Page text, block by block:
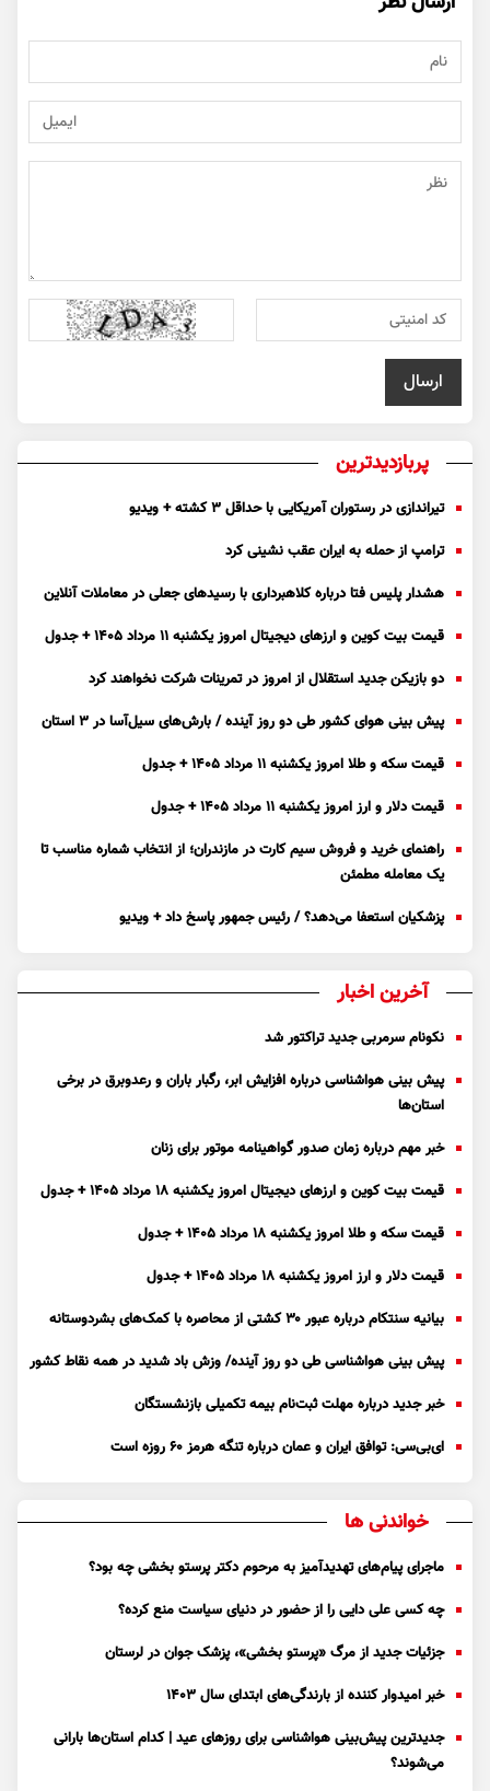
پربازدیدترین
تیراندازی در رستوران آمریکایی با حداقل ۳ کشته + ویدیو
ترامپ از حمله به ایران عقب نشینی کرد
هشدار پلیس فتا درباره کلاهبرداری با رسید‌های جعلی در معاملات آنلاین
قیمت بیت کوین و ارز‌های دیجیتال امروز یکشنبه ۱۱ مرداد ۱۴۰۵ + جدول
دو بازیکن جدید استقلال از امروز در تمرینات شرکت نخواهند کرد
پیش بینی هوای کشور طی دو روز آینده / بارش‌های سیل‌آسا در ۳ استان
قیمت سکه و طلا امروز یکشنبه ۱۱ مرداد ۱۴۰۵ + جدول
قیمت دلار و ارز امروز یکشنبه ۱۱ مرداد ۱۴۰۵ + جدول
راهنمای خرید و فروش سیم کارت در مازندران؛ از انتخاب شماره مناسب تا
یک معامله مطمئن
پزشکیان استعفا می‌دهد؟ / رئیس جمهور پاسخ داد + ویدیو
آخرین اخبار
نکونام سرمربی جدید تراکتور شد
پیش بینی هواشناسی درباره افزایش ابر، رگبار باران و رعدوبرق در برخی
استان‌ها
خبر مهم درباره زمان صدور گواهینامه موتور برای زنان
قیمت بیت کوین و ارز‌های دیجیتال امروز یکشنبه ۱۸ مرداد ۱۴۰۵ + جدول
قیمت سکه و طلا امروز یکشنبه ۱۸ مرداد ۱۴۰۵ + جدول
قیمت دلار و ارز امروز یکشنبه ۱۸ مرداد ۱۴۰۵ + جدول
بیانیه سنتکام درباره عبور ۳۰ کشتی از محاصره با کمک‌های بشردوستانه
پیش بینی هواشناسی طی دو روز آینده/ وزش باد شدید در همه نقاط کشور
خبر جدید درباره مهلت ثبت‌نام بیمه تکمیلی بازنشستگان
ای‌بی‌سی: توافق ایران و عمان درباره تنگه هرمز ۶۰ روزه است
خواندنی ها
ماجرای پیام‌های تهدیدآمیز به مرحوم دکتر پرستو بخشی چه بود؟
چه کسی علی دایی را از حضور در دنیای سیاست منع کرده؟
جزئیات جدید از مرگ «پرستو بخشی»، پزشک جوان در لرستان
خبر امیدوار کننده از بارندگی‌های ابتدای سال ۱۴۰۳
جدیدترین پیش‌بینی هواشناسی برای روزهای عید | کدام استان‌ها بارانی
می‌شوند؟